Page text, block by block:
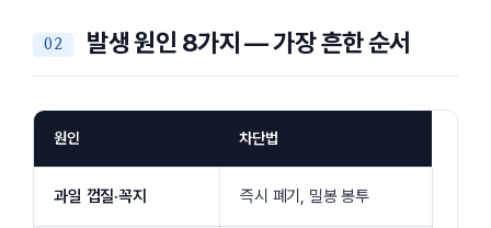
발생 원인 8가지 — 가장 흔한 순서
원인 차단법
과일 껍질·꼭지 즉시 폐기, 밀봉 봉투